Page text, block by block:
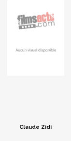
Claude Zidi